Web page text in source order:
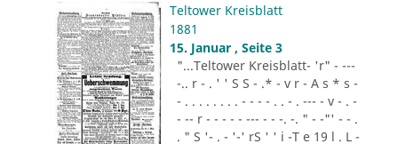
Teltower Kreisblatt
1881
15. Januar , Seite 3
"...Teltower Kreisblatt- 'r" - ---
-.. r - . ' ' S S - .* - v r - A s * s -
- . . . . . . . . - - - - . . - . --- - v - . -
- -- r - - - - - --- - - -. -. " - -"' - - .
. " S '- . - '-' rS ' ' i -T e 19 l . L -